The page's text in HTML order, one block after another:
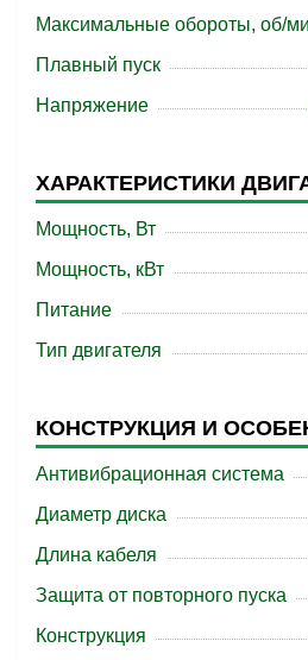
Максимальные обороты, об/
Плавный пуск
Напряжение
ХАРАКТЕРИСТИКИ
Мощность, Вт
Мощность, кВт
Питание
Тип двигателя
КОНСТРУКЦИЯ И
Антивибрационная система
Диаметр диска
Длина кабеля
Защита от повторного пуска
Конструкция